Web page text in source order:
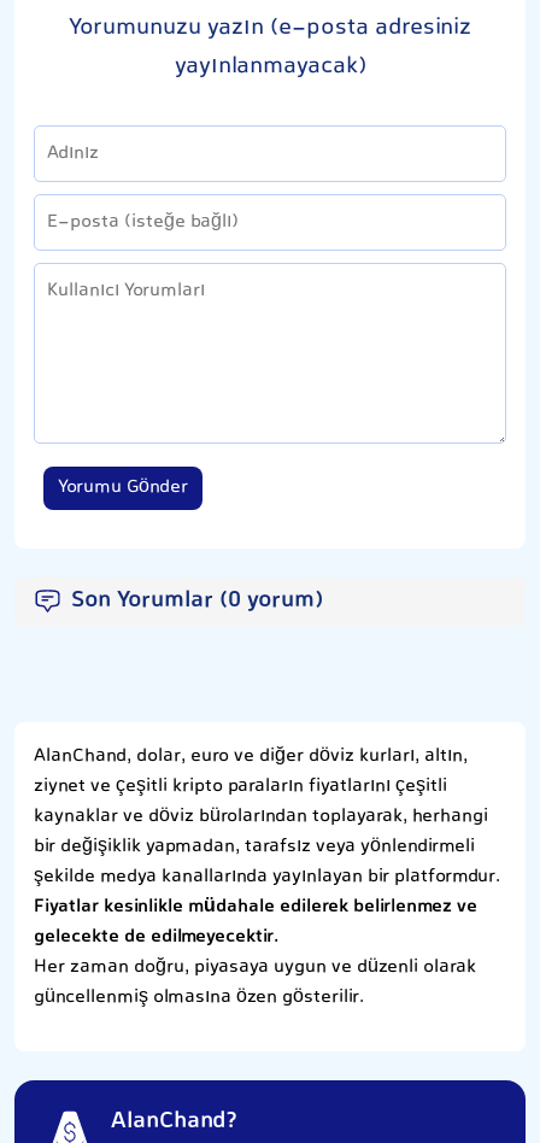
Yorumunuzu yazın (e-posta adresiniz
yayınlanmayacak)
Yorumu Gönder
Son Yorumlar (0 yorum)
AlanChand, dolar, euro ve diğer döviz kurları, altın,
ziynet ve çeşitli kripto paraların fiyatlarını çeşitli
kaynaklar ve döviz bürolarından toplayarak, herhangi
bir değişiklik yapmadan, tarafsız veya yönlendirmeli
şekilde medya kanallarında yayınlayan bir platformdur.
Fiyatlar kesinlikle müdahale edilerek belirlenmez ve
gelecekte de edilmeyecektir.
Her zaman doğru, piyasaya uygun ve düzenli olarak
güncellenmiş olmasına özen gösterilir.
AlanChand?